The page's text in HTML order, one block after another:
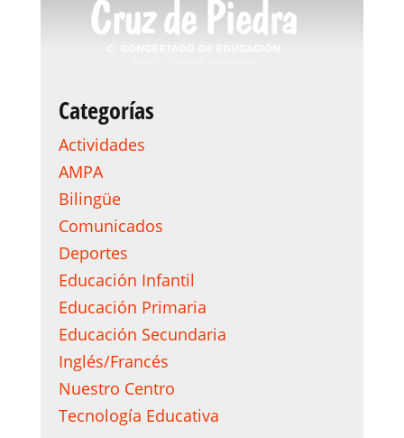
Categorías
Actividades
AMPA
Bilingüe
Comunicados
Deportes
Educación Infantil
Educación Primaria
Educación Secundaria
Inglés/Francés
Nuestro Centro
Tecnología Educativa